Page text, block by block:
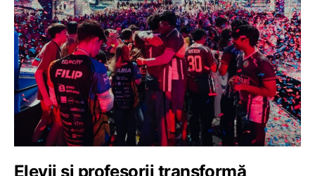
Elevii și profesorii transformă